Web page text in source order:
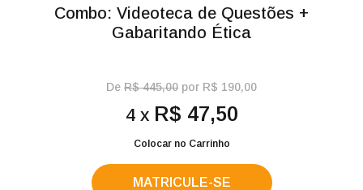
Combo: Videoteca de Questões +
Gabaritando Ética
De R$ 445,00 por R$ 190,00
4 x R$ 47,50
Colocar no Carrinho
MATRICULE-SE